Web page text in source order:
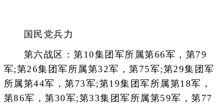
国民党兵力
第六战区：第10集团军所属第66军，第79
军;第26集团军所属第32军，第75军;第29集团军
所属第44军，第73军;第19集团军所属第18军，
第86军，第30军;第33集团军所属第59军，第77